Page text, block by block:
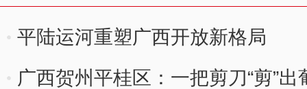
平陆运河重塑广西开放新格局
广西贺州平桂区：一把剪刀“剪”出